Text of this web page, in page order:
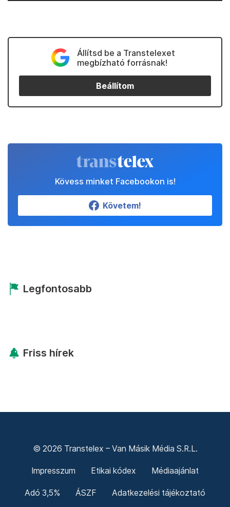
Állítsd be a Transtelexet
megbízható forrásnak!
Beállítom
Kövess minket Facebookon is!
Követem!
Legfontosabb
Friss hírek
© 2026 Transtelex – Van Másik Média S.R.L.
Impresszum Etikai kódex Médiaajánlat
Adó 3,5% ÁSZF Adatkezelési tájékoztató